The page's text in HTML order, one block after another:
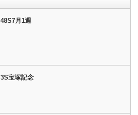
48S7月1週
3S宝塚記念